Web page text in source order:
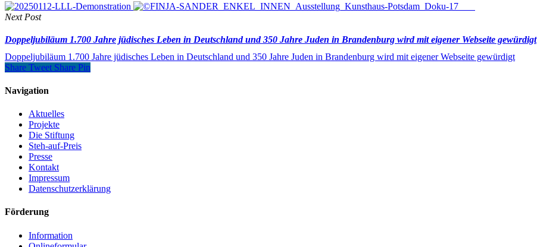
Next Post
Doppeljubiläum 1.700 Jahre jüdisches Leben in Deutschland und 350 Jahre Juden in Brandenburg wird mit eigener Webseite gewürdigt
Doppeljubiläum 1.700 Jahre jüdisches Leben in Deutschland und 350 Jahre Juden in Brandenburg wird mit eigener Webseite gewürdigt
Share Tweet Share Pin
Navigation
Aktuelles
Projekte
Die Stiftung
Steh-auf-Preis
Presse
Kontakt
Impressum
Datenschutzerklärung
Förderung
Information